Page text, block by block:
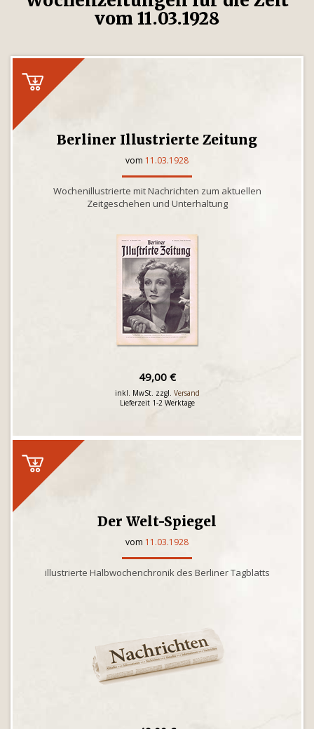
vom 11.03.1928
Berliner Illustrierte Zeitung
vom 11.03.1928
Wochenillustrierte mit Nachrichten zum aktuellen
Zeitgeschehen und Unterhaltung
49,00 €
inkl. MwSt. zzgl. Versand
Lieferzeit 1-2 Werktage
Der Welt-Spiegel
vom 11.03.1928
illustrierte Halbwochenchronik des Berliner Tagblatts